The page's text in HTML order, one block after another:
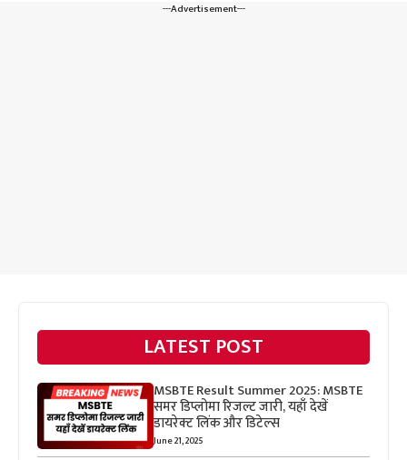
---Advertisement---
LATEST POST
MSBTE Result Summer 2025: MSBTE
समर डिप्लोमा रिजल्ट जारी, यहाँ देखें
डायरेक्ट लिंक और डिटेल्स
June 21, 2025